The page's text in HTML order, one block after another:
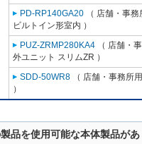
PD-RP140GA20 （ 店舗・事
ビルトイン形室内 ）
PUZ-ZRMP280KA4 （ 店舗・
外ユニット スリムZR ）
SDD-50WR8 （ 店舗・事務所
）
品を使用可能な本体製品が